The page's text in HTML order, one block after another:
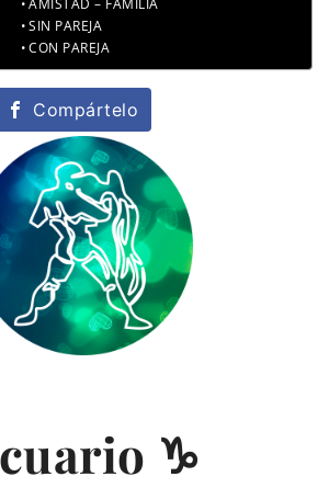
AMISTAD – FAMILIA
SIN PAREJA
CON PAREJA
Compártelo
♑